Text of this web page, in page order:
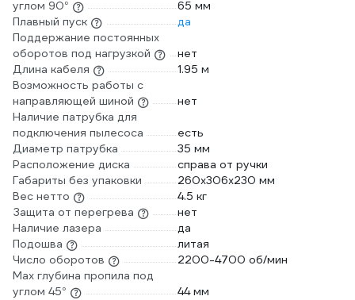
углом 90°
65 мм
Плавный пуск
да
Поддержание постоянных
оборотов под нагрузкой
нет
Длина кабеля
1.95 м
Возможность работы с
направляющей шиной
нет
Наличие патрубка для
подключения пылесоса
есть
Диаметр патрубка
35 мм
Расположение диска
справа от ручки
Габариты без упаковки
260x306x230 мм
Вес нетто
4.5 кг
Защита от перегрева
нет
Наличие лазера
да
Подошва
литая
Число оборотов
2200-4700 об/мин
Max глубина пропила под
углом 45°
44 мм